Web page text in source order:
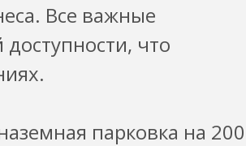
Все важные
что
парковка на 200